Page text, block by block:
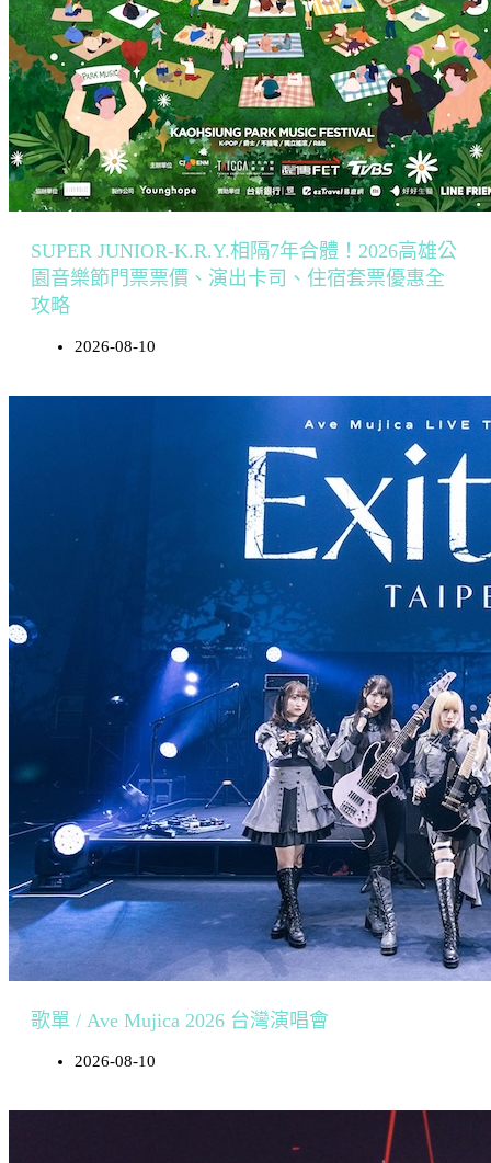
SUPER JUNIOR-K.R.Y.相隔7年合體！2026高雄公
園音樂節門票票價、演出卡司、住宿套票優惠全
攻略
2026-08-10
歌單 / Ave Mujica 2026 台灣演唱會
2026-08-10